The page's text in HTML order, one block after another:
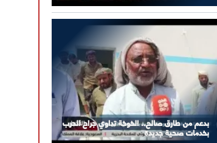
بدعم من طارق صالح.. الخوخة تداوي جراح الحرب
بخدمات صحية جديدة